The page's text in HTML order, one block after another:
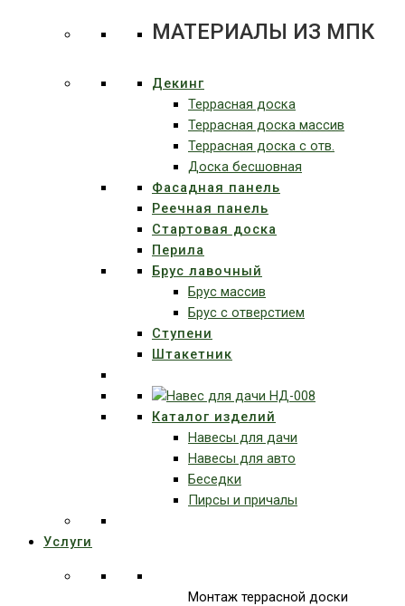
МАТЕРИАЛЫ ИЗ МПК
Декинг
Террасная доска
Террасная доска массив
Террасная доска c отв.
Доска бесшовная
Фасадная панель
Реечная панель
Стартовая доска
Перила
Брус лавочный
Брус массив
Брус с отверстием
Ступени
Штакетник
Каталог изделий
Навесы для дачи
Навесы для авто
Беседки
Пирсы и причалы
Услуги
Монтаж террасной доски